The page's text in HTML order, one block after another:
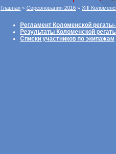
Главная » Соревнования 2016 » XIII
Регламент Коломенской
Результаты Коломенской
Списки участников по экипажам